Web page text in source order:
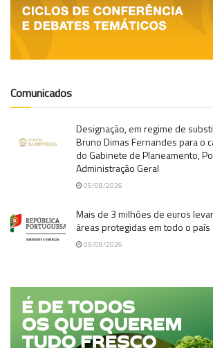
Comunicados
Designação, em regime de
Bruno Dimas Fernandes para o
do Gabinete de Planeamento,
Administração Geral
05/08/2026
Mais de 3 milhões de euros
áreas protegidas em todo o país
05/08/2026